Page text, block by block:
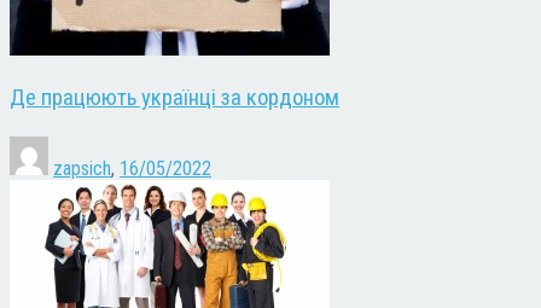
Де працюють українці за кордоном
zapsich, 16/05/2022